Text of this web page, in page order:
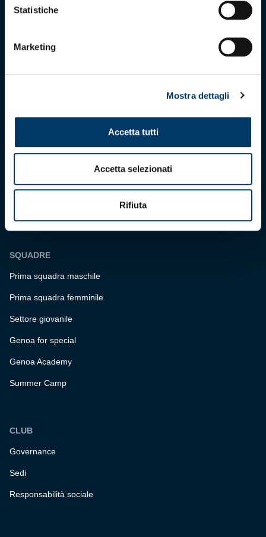
Statistiche
Marketing
Mostra dettagli
Accetta tutti
Accetta selezionati
Rifiuta
Via Ronchi 67, 16155 Genova Pegli
Iscritto al Registro Stampa del Tribunale di Genova n. 3054 in data 7
P.IVA 00973790108
Experience
SQUADRE
Prima squadra maschile
Prima squadra femminile
Settore giovanile
Genoa for special
Genoa Academy
Summer Camp
CLUB
Governance
Sedi
Responsabilità sociale